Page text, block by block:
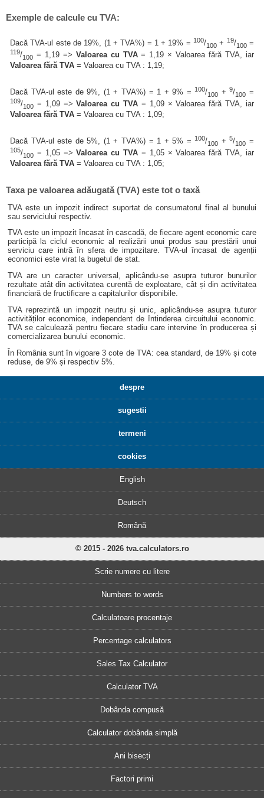
Exemple de calcule cu TVA:
Dacă TVA-ul este de 19%, (1 + TVA%) = 1 + 19% = 100/100+ 19/100=
119/100 = 1,19 => Valoarea cu TVA= 1,19 × Valoarea fără TVA, iar
Valoarea fără TVA = Valoarea cu TVA : 1,19;
Dacă TVA-ul este de 9%, (1 + TVA%) = 1 + 9% =100/100 +9/100 =
109/100 = 1,09 =>Valoarea cu TVA = 1,09 × Valoarea fără TVA, iar
Valoarea fără TVA = Valoarea cu TVA : 1,09;
Dacă TVA-ul este de 5%, (1 + TVA%) = 1 + 5% =100/100 +5/100 =
105/100 = 1,05 =>Valoarea cu TVA = 1,05 × Valoarea fără TVA, iar
Valoarea fără TVA = Valoarea cu TVA : 1,05;
Taxa pe valoarea adăugată (TVA) este tot o taxă
TVA este un impozit indirect suportat de consumatorul final al bunului
sau serviciului respectiv.
TVA este un impozit încasat în cascadă, de fiecare agent economic care
participă la ciclul economic al realizării unui produs sau prestării unui
serviciu care intră în sfera de impozitare. TVA-ul încasat de agenții
economici este virat la bugetul de stat.
TVA are un caracter universal, aplicându-se asupra tuturor bunurilor
rezultate atât din activitatea curentă de exploatare, cât și din activitatea
financiară de fructificare a capitalurilor disponibile.
TVA reprezintă un impozit neutru și unic, aplicându-se asupra tuturor
activităților economice, independent de întinderea circuitului economic.
TVA se calculează pentru fiecare stadiu care intervine în producerea și
comercializarea bunului economic.
În România sunt în vigoare 3 cote de TVA: cea standard, de 19% și cote
reduse, de 9% și respectiv 5%.
despre
sugestii
termeni
cookies
English
Deutsch
Română
© 2015 - 2026 tva.calculators.ro
Scrie numere cu litere
Numbers to words
Calculatoare procentaje
Percentage calculators
Sales Tax Calculator
Calculator TVA
Dobânda compusă
Calculator dobânda simplă
Ani bisecți
Factori primi